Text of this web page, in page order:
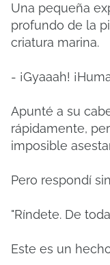
Una pequeña
profundo de la
criatura marina.
- ¡Gyaaah!
Apunté a su
rápidamente,
imposible
Pero respondí
"Ríndete. De
Este es un